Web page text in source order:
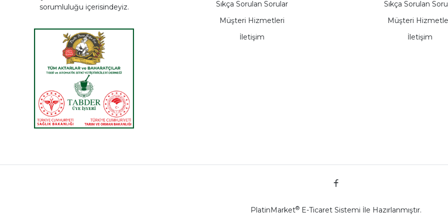
Ekstra-slim Çay
Limon Kabuğu Çayı
Karahindiba Çayı
Mate Yaprağı
Matcha Çayı
Zayıflama Çayı
Sade Çay Karışımı
sorumluluğu içerisindeyiz.
Sıkça Sorulan Sorular
Müşteri Hizmetleri
İletişim
Sıkça Sorulan
Müşteri
İletişim
PlatinMarket® E-Ticaret Sistemi İle Hazırlanmıştır.